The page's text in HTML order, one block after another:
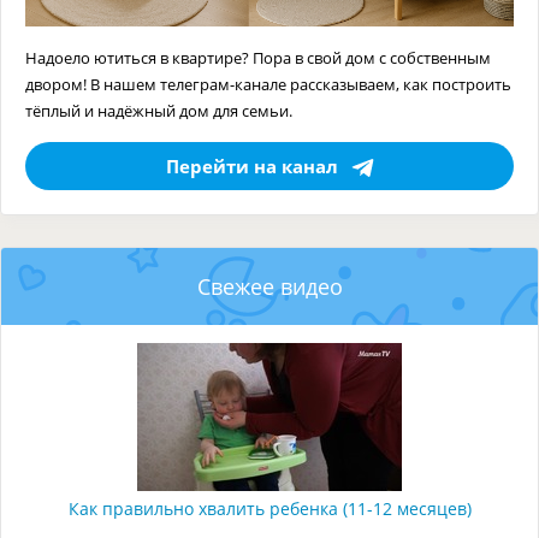
Надоело ютиться в квартире? Пора в свой дом с собственным
двором! В нашем телеграм-канале рассказываем, как построить
тёплый и надёжный дом для семьи.
Перейти на канал
Свежее видео
Как правильно хвалить ребенка (11-12 месяцев)